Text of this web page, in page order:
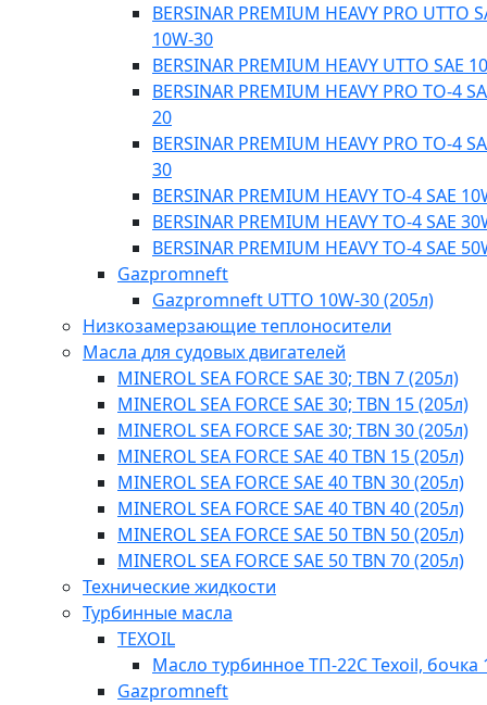
BERSINAR PREMIUM HEAVY PRO UTTO
10W-30
BERSINAR PREMIUM HEAVY UTTO SAE
BERSINAR PREMIUM HEAVY PRO TO-4
20
BERSINAR PREMIUM HEAVY PRO TO-4
30
BERSINAR PREMIUM HEAVY TO-4 SAE
BERSINAR PREMIUM HEAVY TO-4 SAE
BERSINAR PREMIUM HEAVY TO-4 SAE
Gazpromneft
Gazpromneft UTTO 10W-30 (205л)
Низкозамерзающие теплоносители
Масла для судовых двигателей
MINEROL SEA FORCE SAE 30; TBN 7 (205л)
MINEROL SEA FORCE SAE 30; TBN 15 (205л)
MINEROL SEA FORCE SAE 30; TBN 30 (205л)
MINEROL SEA FORCE SAE 40 TBN 15 (205л)
MINEROL SEA FORCE SAE 40 TBN 30 (205л)
MINEROL SEA FORCE SAE 40 TBN 40​ (205л)
MINEROL SEA FORCE SAE 50 TBN 50 (205л)
MINEROL SEA FORCE SAE 50 TBN 70 (205л)
Технические жидкости
Турбинные масла
TEXOIL
Масло турбинное ТП-22С Texoil, бочка
Gazpromneft